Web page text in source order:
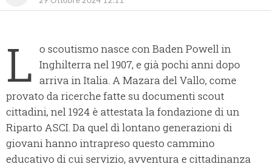
L o scoutismo nasce con Baden Powell in
Inghilterra nel 1907, e già pochi anni dopo
arriva in Italia. A Mazara del Vallo, come
provato da ricerche fatte su documenti scout
cittadini, nel 1924 è attestata la fondazione di un
Riparto ASCI. Da quel dì lontano generazioni di
giovani hanno intrapreso questo cammino
educativo di cui servizio, avventura e cittadinanza